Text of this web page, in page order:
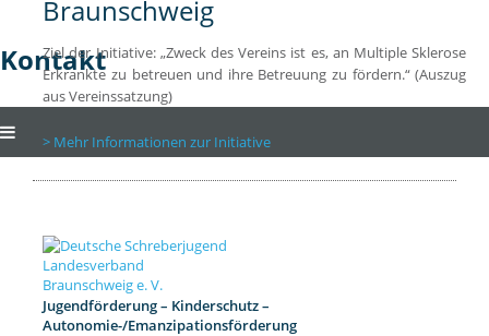
Kontakt
Braunschweig
Ziel der Initiative: „Zweck des Vereins ist es, an Multiple Sklerose
Erkrankte zu betreuen und ihre Betreuung zu fördern.“ (Auszug
aus Vereinssatzung)
Mehr Informationen zur Initiative
Jugendförderung – Kinderschutz –
Autonomie-/Emanzipationsförderung